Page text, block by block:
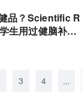
品？Scientific R
生用过健脑补
觉得考试难影响
3 4 ...